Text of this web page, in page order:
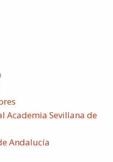
Academia Sevillana de
Andalucía